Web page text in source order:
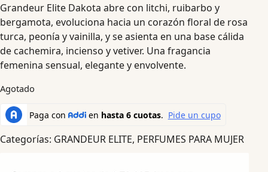
Grandeur Elite Dakota abre con litchi, ruibarbo y
bergamota, evoluciona hacia un corazón floral de rosa
turca, peonía y vainilla, y se asienta en una base cálida
de cachemira, incienso y vetiver. Una fragancia
femenina sensual, elegante y envolvente.
Agotado
Categorías: GRANDEUR ELITE, PERFUMES PARA MUJER